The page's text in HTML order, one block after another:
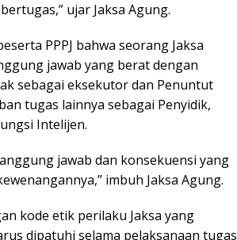
ujar Jaksa Agung.
PPPJ bahwa seorang Jaksa
jawab yang berat dengan
sebagai eksekutor dan Penuntut
tugas lainnya sebagai Penyidik,
Intelijen.
jawab dan konsekuensi yang
imbuh Jaksa Agung.
kode etik perilaku Jaksa yang
dipatuhi selama pelaksanaan tugas